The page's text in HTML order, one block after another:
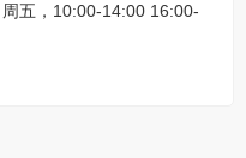
五，10:00-14:00 16:00-